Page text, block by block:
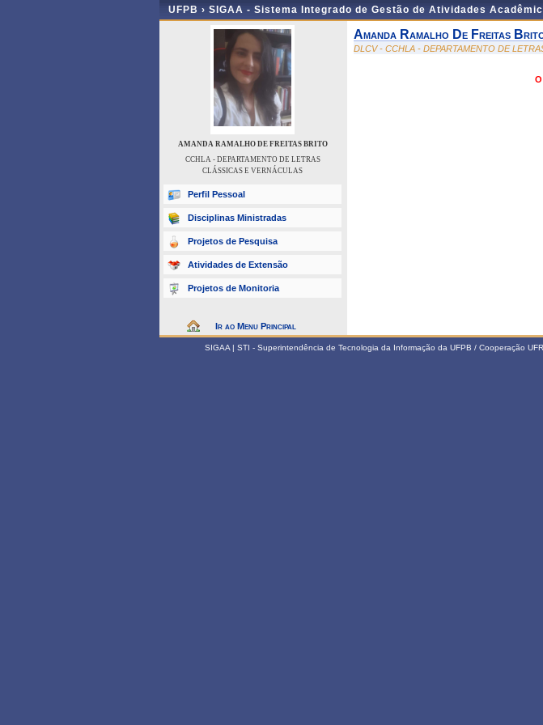
UFPB › SIGAA - Sistema Integrado de Gestão de Atividades
AMANDA RAMALHO DE FREITAS BRITO
CCHLA - DEPARTAMENTO DE LETRAS
CLÁSSICAS E VERNÁCULAS
Perfil Pessoal
Disciplinas Ministradas
Projetos de Pesquisa
Atividades de Extensão
Projetos de Monitoria
Ir ao Menu Principal
Amanda Ramalho De Freitas
DLCV - CCHLA - DEPARTAMENTO DE
SIGAA | STI - Superintendência de Tecnologia da Informação da UFPB / Cooperação